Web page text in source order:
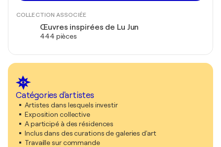
COLLECTION ASSOCIÉE
Œuvres inspirées de Lu Jun
444 pièces
Catégories d'artistes
Artistes dans lesquels investir
Exposition collective
A participé à des résidences
Inclus dans des curations de galeries d'art
Travaille sur commande